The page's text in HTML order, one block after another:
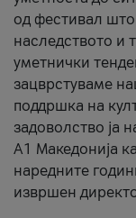
од фестивал
наследството и
уметнички
зацврстуваме
поддршка на
задоволство ја
A1 Македонија
наредните
извршен